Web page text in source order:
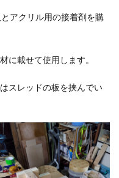
アクリル用の接着剤を購
に載せて使用します。
スレッドの板を挟んでい